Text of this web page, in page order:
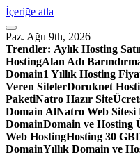
İçeriğe atla
Paz. Ağu 9th, 2026
Trendler: Aylık Hosting
HostingAlan Adı
Domain1 Yıllık Hosting
Veren SitelerDoruknet
PaketiNatro Hazır Site
Domain AlNatro Web Sitesi
DomainDomain ve Hosting
Web HostingHosting 30 GB
DomainYıllık Domain ve